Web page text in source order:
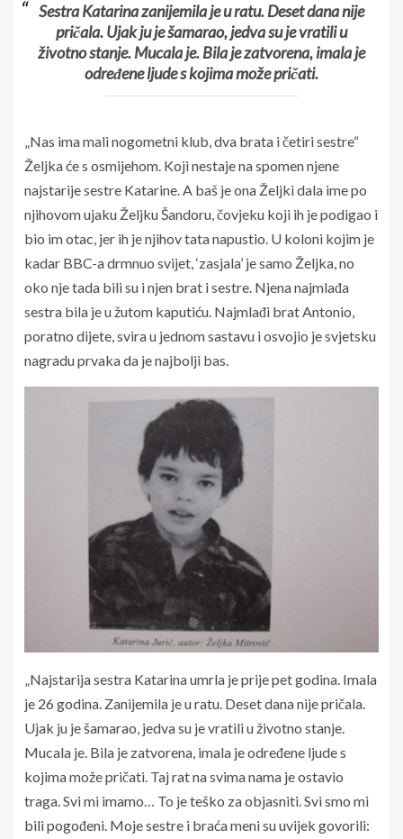
Sestra Katarina zanijemila je u ratu. Deset dana nije
pričala. Ujak ju je šamarao, jedva su je vratili u
životno stanje. Mucala je. Bila je zatvorena, imala je
određene ljude s kojima može pričati.
„Nas ima mali nogometni klub, dva brata i četiri sestre“
Željka će s osmijehom. Koji nestaje na spomen njene
najstarije sestre Katarine. A baš je ona Željki dala ime po
njihovom ujaku Željku Šandoru, čovjeku koji ih je podigao i
bio im otac, jer ih je njihov tata napustio. U koloni kojim je
kadar BBC-a drmnuo svijet, ‘zasjala’ je samo Željka, no
oko nje tada bili su i njen brat i sestre. Njena najmlađa
sestra bila je u žutom kaputiću. Najmlađi brat Antonio,
poratno dijete, svira u jednom sastavu i osvojio je svjetsku
nagradu prvaka da je najbolji bas.
„Najstarija sestra Katarina umrla je prije pet godina. Imala
je 26 godina. Zanijemila je u ratu. Deset dana nije pričala.
Ujak ju je šamarao, jedva su je vratili u životno stanje.
Mucala je. Bila je zatvorena, imala je određene ljude s
kojima može pričati. Taj rat na svima nama je ostavio
traga. Svi mi imamo… To je teško za objasniti. Svi smo mi
bili pogođeni. Moje sestre i braća meni su uvijek govorili: